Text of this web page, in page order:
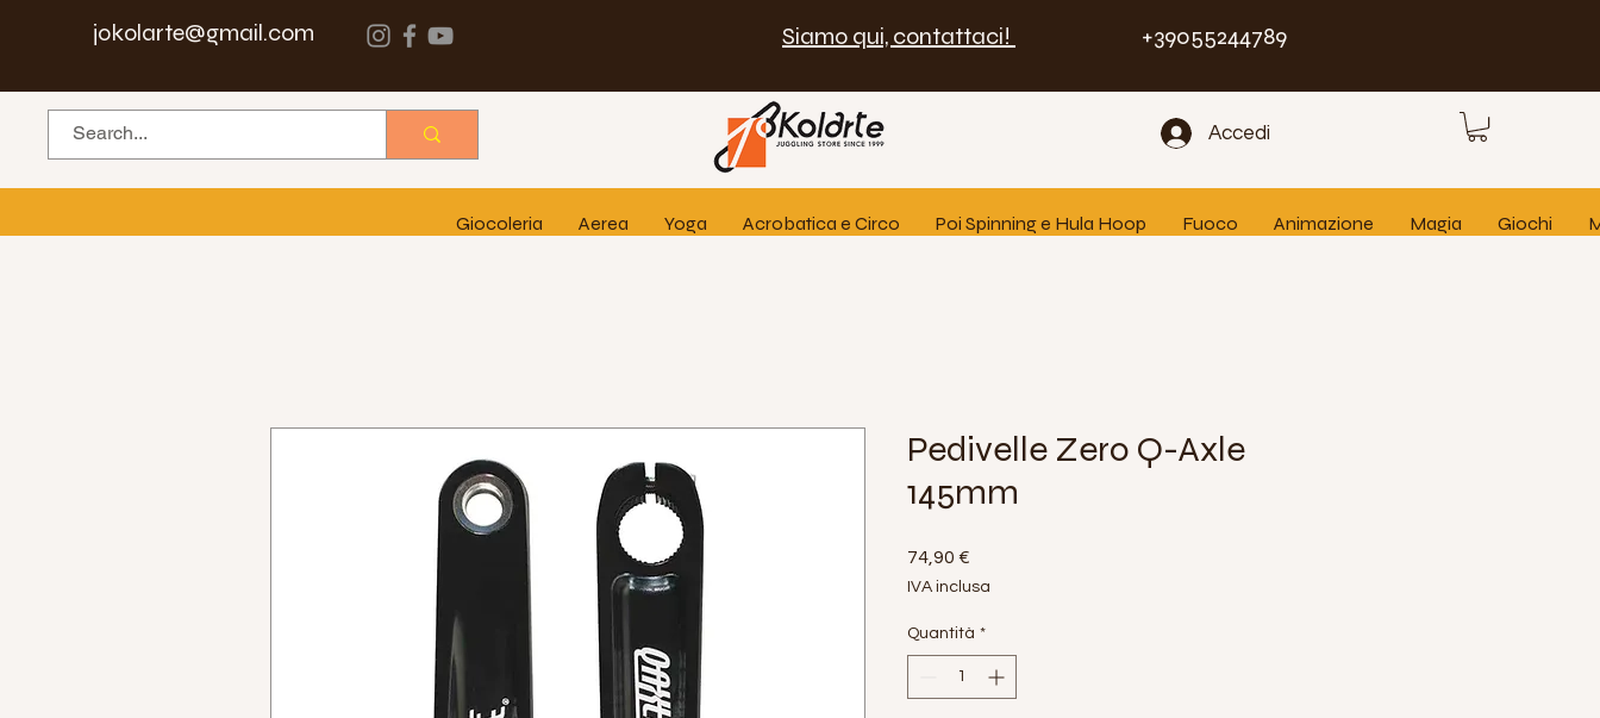
jokolarte@gmail.com Siamo qui, contattaci! +39055244789
Accedi
Giocoleria Aerea Yoga Acrobatica e Circo Poi Spinning e Hula Hoop Fuoco Animazione Magia Giochi
Pedivelle Zero Q-Axle
145mm
74,90 €
IVA inclusa
Quantità *